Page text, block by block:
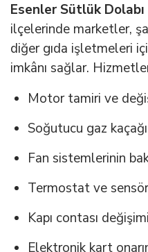
Esenler Sütlük
ilçelerinde marketler,
diğer gıda işletmeleri
imkânı sağlar.
Motor tamiri ve
Soğutucu gaz
Fan sistemlerinin
Termostat ve
Kapı contası değişimi
Elektronik kart